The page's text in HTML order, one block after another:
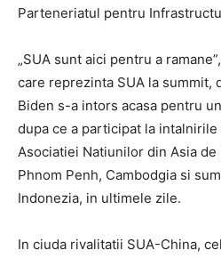
Parteneriatul pentru
„SUA sunt aici pentru a
care reprezinta SUA la summit,
Biden s-a intors acasa pentru
dupa ce a participat la
Asociatiei Natiunilor din Asia de
Phnom Penh, Cambodgia si
Indonezia, in ultimele zile.
In ciuda rivalitatii SUA-China,